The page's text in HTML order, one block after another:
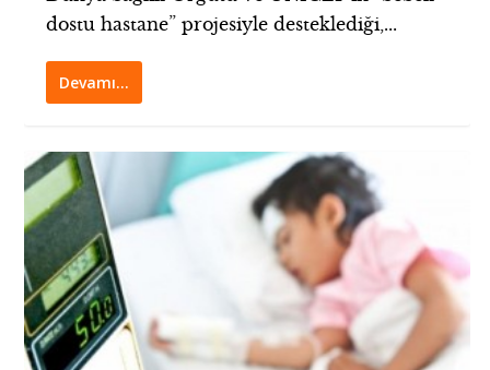
dostu hastane” projesiyle desteklediği,...
Devamı…